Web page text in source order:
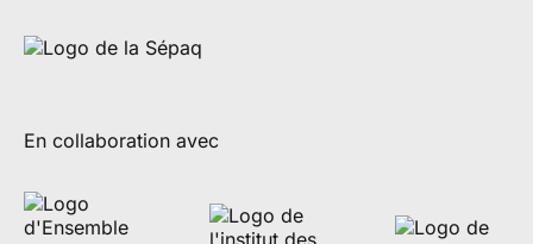
En collaboration avec